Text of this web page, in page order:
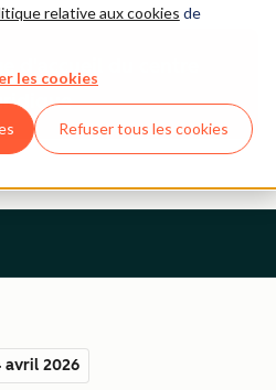
relative aux cookies de
les cookies
Refuser tous les cookies
avril 2026